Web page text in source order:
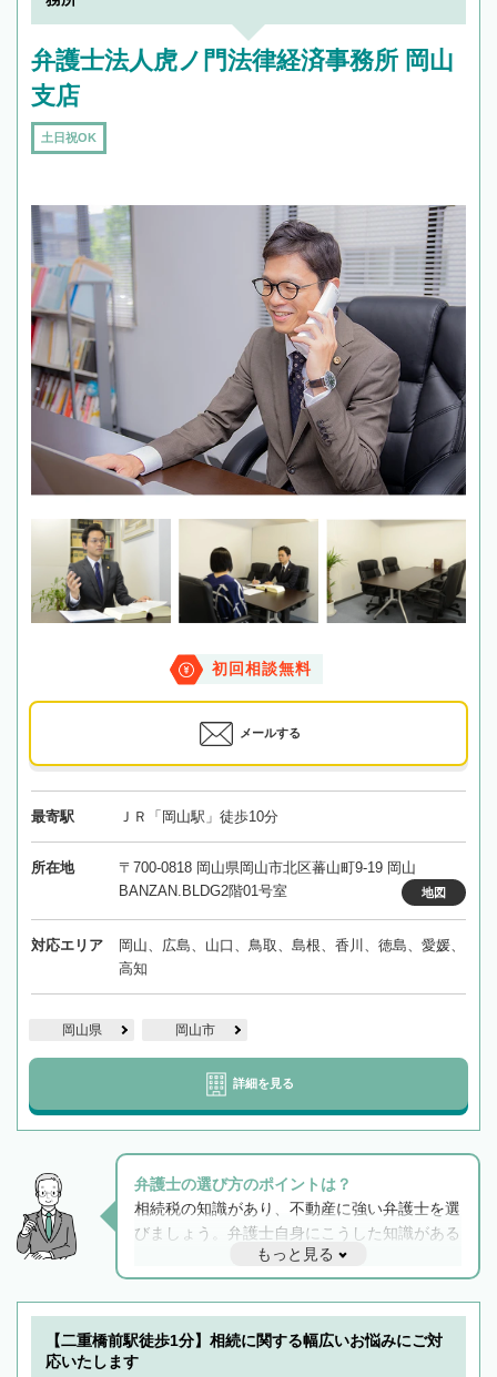
弁護士法人虎ノ門法律経済事務所 岡山
支店
土日祝OK
初回相談無料
メールする
最寄駅 ＪＲ「岡山駅」徒歩10分
所在地
〒700-0818 岡山県岡山市北区蕃山町9-19 岡山
BANZAN.BLDG2階01号室
地図
対応エリア
岡山、広島、山口、鳥取、島根、香川、徳島、愛媛、
高知
岡山県 岡山市
詳細を見る
弁護士の選び方のポイントは？
相続税の知識があり、不動産に強い弁護士を選
びましょう。弁護士自身にこうした知識がある
と他士業との連携もスムーズに進み、トラブル
解決のみならず相続をトータルで任せることが
できます。また、相続は感情がからむ分野なの
でフィーリングも重要です。実際に電話や面談
で複数の弁護士と会話をしてウマが合う方に依
もっと見る
【二重橋前駅徒歩1分】相続に関する幅広いお悩みにご対
応いたします